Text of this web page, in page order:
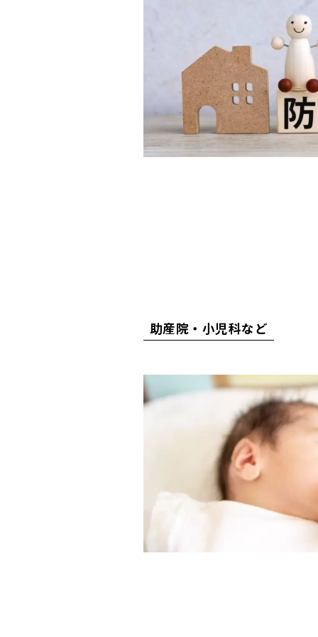
助産院・小児科など